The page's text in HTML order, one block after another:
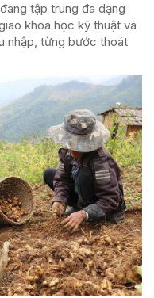
tập trung đa dạng
khoa học kỹ thuật và
nhập, từng bước thoát